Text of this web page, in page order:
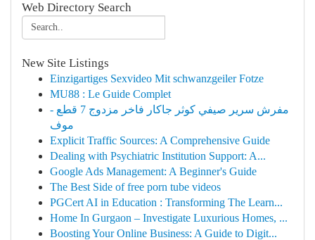
Web Directory Search
New Site Listings
Einzigartiges Sexvideo Mit schwanzgeiler Fotze
MU88 : Le Guide Complet
مفرش سرير صيفي كوثر جاكار فاخر مزدوج 7 قطع -
موف
Explicit Traffic Sources: A Comprehensive Guide
Dealing with Psychiatric Institution Support: A...
Google Ads Management: A Beginner's Guide
The Best Side of free porn tube videos
PGCert AI in Education : Transforming The Learn...
Home In Gurgaon – Investigate Luxurious Homes, ...
Boosting Your Online Business: A Guide to Digit...